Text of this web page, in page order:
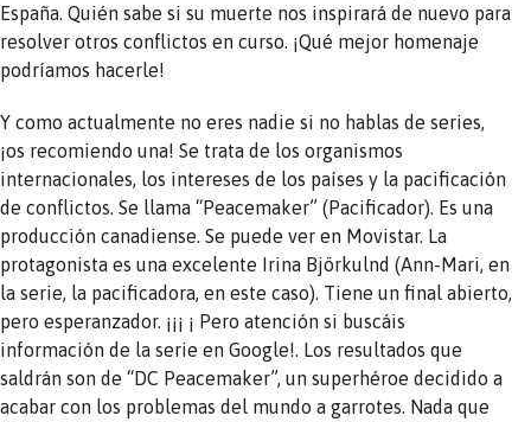
España. Quién sabe si su muerte nos inspirará de nuevo para
resolver otros conflictos en curso. ¡Qué mejor homenaje
podríamos hacerle!
Y como actualmente no eres nadie si no hablas de series,
¡os recomiendo una! Se trata de los organismos
internacionales, los intereses de los países y la pacificación
de conflictos. Se llama “Peacemaker” (Pacificador). Es una
producción canadiense. Se puede ver en Movistar. La
protagonista es una excelente Irina Björkulnd (Ann-Mari, en
la serie, la pacificadora, en este caso). Tiene un final abierto,
pero esperanzador. ¡¡¡ ¡ Pero atención si buscáis
información de la serie en Google!. Los resultados que
saldrán son de “DC Peacemaker”, un superhéroe decidido a
acabar con los problemas del mundo a garrotes. Nada que